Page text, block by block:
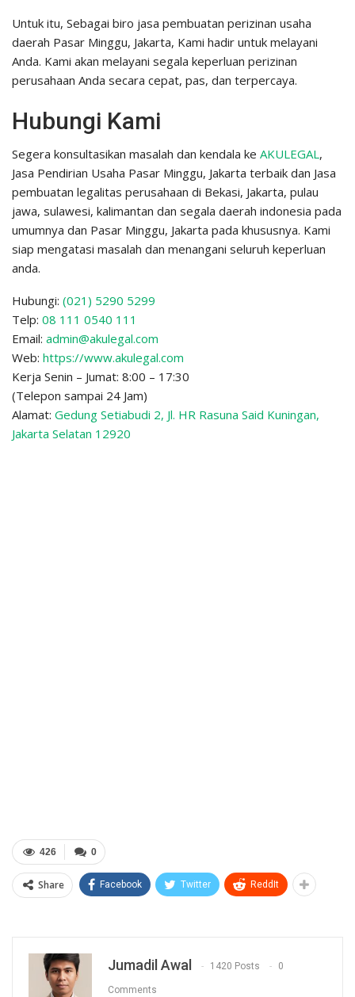
Untuk itu, Sebagai biro jasa pembuatan perizinan usaha
daerah Pasar Minggu, Jakarta, Kami hadir untuk melayani
Anda. Kami akan melayani segala keperluan perizinan
perusahaan Anda secara cepat, pas, dan terpercaya.
Hubungi Kami
Segera konsultasikan masalah dan kendala ke AKULEGAL,
Jasa Pendirian Usaha Pasar Minggu, Jakarta terbaik dan Jasa
pembuatan legalitas perusahaan di Bekasi, Jakarta, pulau
jawa, sulawesi, kalimantan dan segala daerah indonesia pada
umumnya dan Pasar Minggu, Jakarta pada khususnya. Kami
siap mengatasi masalah dan menangani seluruh keperluan
anda.
Hubungi: (021) 5290 5299
Telp: 08 111 0540 111
Email: admin@akulegal.com
Web: https://www.akulegal.com
Kerja Senin – Jumat: 8:00 – 17:30
(Telepon sampai 24 Jam)
Alamat: Gedung Setiabudi 2, Jl. HR Rasuna Said Kuningan,
Jakarta Selatan 12920
0
426
Share Facebook Twitter ReddIt
Jumadil Awal 1420 Posts 0
Comments